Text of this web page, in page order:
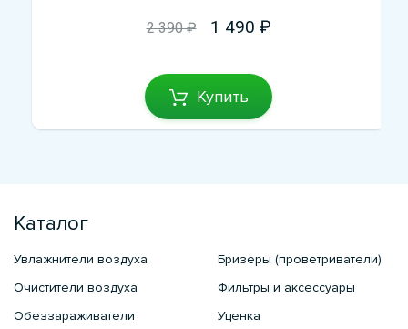
2 390 ₽ 1 490
Купить
Каталог
Увлажнители воздуха
Очистители воздуха
Обеззараживатели
Бризеры (проветриватели)
Фильтры и аксессуары
Уценка